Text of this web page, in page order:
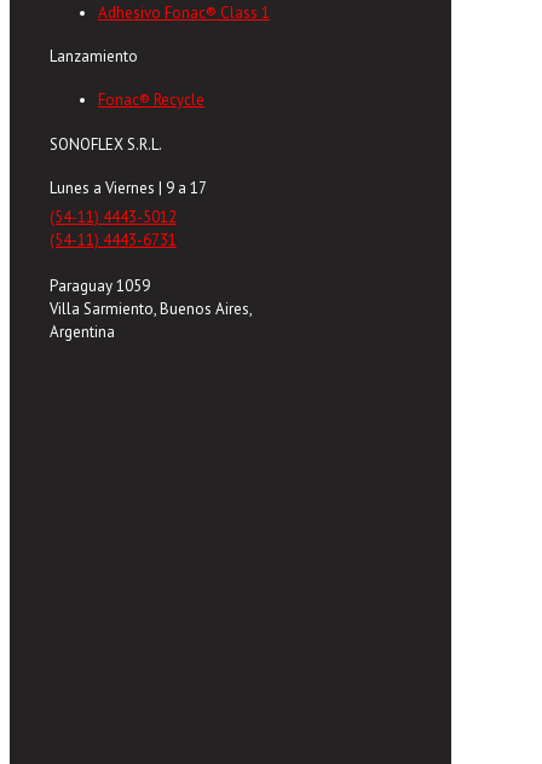
Adhesivo Fonac® Class 1
Lanzamiento
Fonac® Recycle
SONOFLEX S.R.L.
Lunes a Viernes | 9 a 17
(54-11) 4443-5012
(54-11) 4443-6731
Paraguay 1059
Villa Sarmiento, Buenos Aires,
Argentina